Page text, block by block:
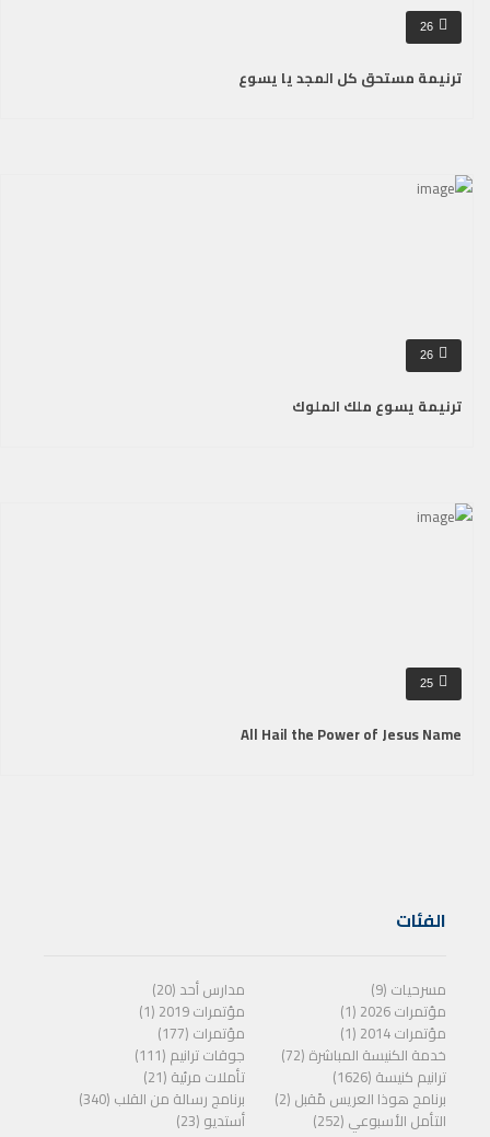
26
ترنيمة مستحق كل المجد يا يسوع
26
ترنيمة يسوع ملك الملوك
25
All Hail the Power of Jesus Name
الفئات
مسرحيات (9)
مدارس أحد (20)
مؤتمرات 2026 (1)
مؤتمرات 2019 (1)
مؤتمرات 2014 (1)
مؤتمرات (177)
خدمة الكنيسة المباشرة (72)
جوقات ترانيم (111)
ترانيم كنيسة (1626)
تأملات مرئية (21)
برنامج هوذا العريس مًقبل (2)
برنامج رسالة من القلب (340)
التأمل الأسبوعي (252)
أستديو (23)